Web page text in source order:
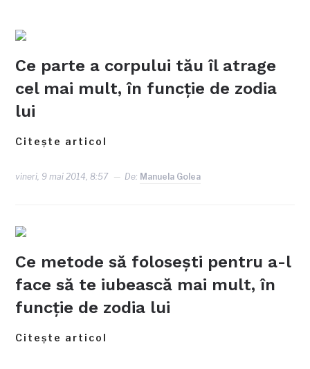
Ce parte a corpului tău îl atrage
cel mai mult, în funcţie de zodia
lui
Citește articol
vineri, 9 mai 2014, 8:57 De: Manuela Golea
Ce metode să foloseşti pentru a-l
face să te iubească mai mult, în
funcţie de zodia lui
Citește articol